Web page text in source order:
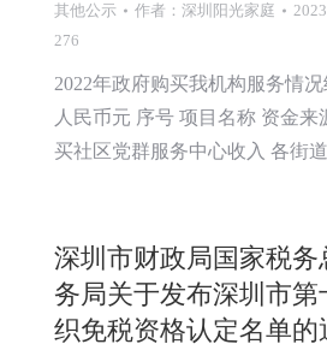
其他公示 作者： 深圳阳光家庭
276
2022年政府购买我机构服务情况
人民币元 序号 项目名称 资金来
买社区党群服务中心收入 各街
深圳市财政局国家税
务局关于发布深圳市第
织免税资格认定名单的